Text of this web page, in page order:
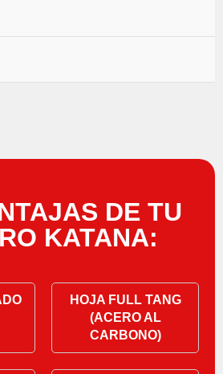
DE TU
KATANA:
HOJA FULL TANG
(ACERO AL
CARBONO)